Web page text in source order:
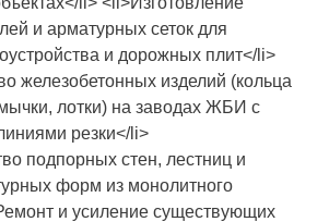
и арматурных сеток для
и дорожных плит</li>
железобетонных изделий (кольца
лотки) на заводах ЖБИ с
резки</li>
подпорных стен, лестниц и
форм из монолитного
и усиление существующих